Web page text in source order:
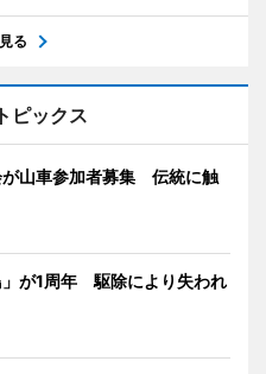
る
ピックス
が山車参加者募集 伝統に触
が1周年 駆除により失われ